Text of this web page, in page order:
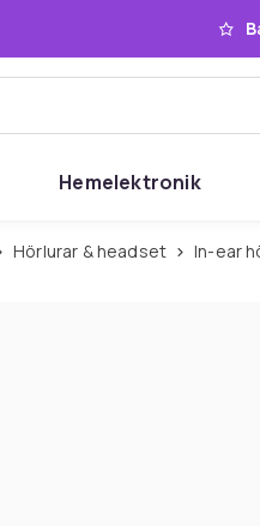
Hemelektronik
Hörlurar & headset In-ear